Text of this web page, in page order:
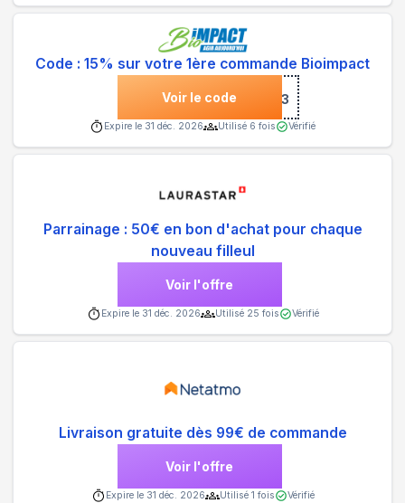
Code : 15% sur votre 1ère commande Bioimpact
Voir le code ***st23
Expire le 31 déc. 2026 Utilisé 6 fois Vérifié
Parrainage : 50€ en bon d'achat pour chaque
nouveau filleul
Voir l'offre
Expire le 31 déc. 2026 Utilisé 25 fois Vérifié
Livraison gratuite dès 99€ de commande
Voir l'offre
Expire le 31 déc. 2026 Utilisé 1 fois Vérifié